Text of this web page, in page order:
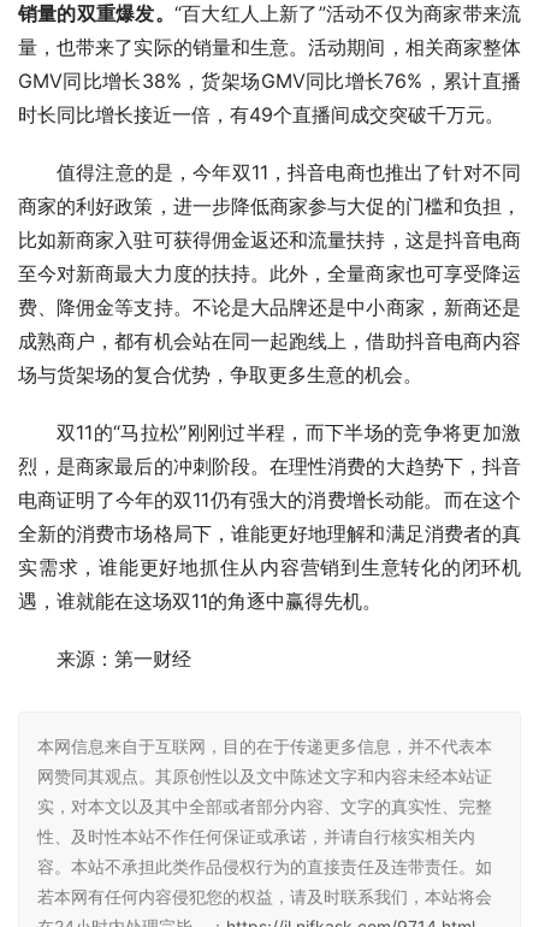
销量的双重爆发。 “百大红人上新了”活动不仅为商家带来流
量，也带来了实际的销量和生意。活动期间，相关商家整体
GMV同比增长38%，货架场GMV同比增长76%，累计直播
时长同比增长接近一倍，有49个直播间成交突破千万元。
值得注意的是，今年双11，抖音电商也推出了针对不同
商家的利好政策，进一步降低商家参与大促的门槛和负担，
比如新商家入驻可获得佣金返还和流量扶持，这是抖音电商
至今对新商最大力度的扶持。此外，全量商家也可享受降运
费、降佣金等支持。不论是大品牌还是中小商家，新商还是
成熟商户，都有机会站在同一起跑线上，借助抖音电商内容
场与货架场的复合优势，争取更多生意的机会。
双11的“马拉松”刚刚过半程，而下半场的竞争将更加激
烈，是商家最后的冲刺阶段。在理性消费的大趋势下，抖音
电商证明了今年的双11仍有强大的消费增长动能。而在这个
全新的消费市场格局下，谁能更好地理解和满足消费者的真
实需求，谁能更好地抓住从内容营销到生意转化的闭环机
遇，谁就能在这场双11的角逐中赢得先机。
来源：第一财经
本网信息来自于互联网，目的在于传递更多信息，并不代表本
网赞同其观点。其原创性以及文中陈述文字和内容未经本站证
实，对本文以及其中全部或者部分内容、文字的真实性、完整
性、及时性本站不作任何保证或承诺，并请自行核实相关内
容。本站不承担此类作品侵权行为的直接责任及连带责任。如
若本网有任何内容侵犯您的权益，请及时联系我们，本站将会